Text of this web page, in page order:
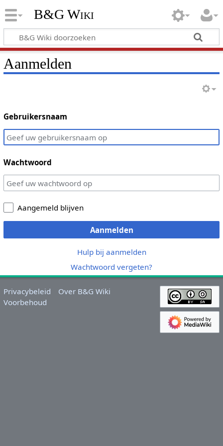
B&G Wiki
Aanmelden
Gebruikersnaam
Wachtwoord
Aangemeld blijven
Aanmelden
Hulp bij aanmelden
Wachtwoord vergeten?
Privacybeleid
Over B&G Wiki
Voorbehoud